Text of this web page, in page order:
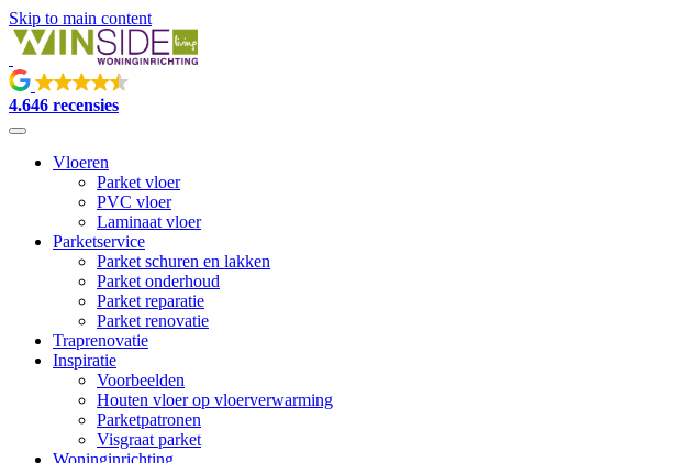
Skip to main content
4.646 recensies
Vloeren
Parket vloer
PVC vloer
Laminaat vloer
Parketservice
Parket schuren en lakken
Parket onderhoud
Parket reparatie
Parket renovatie
Traprenovatie
Inspiratie
Voorbeelden
Houten vloer op vloerverwarming
Parketpatronen
Visgraat parket
Woninginrichting